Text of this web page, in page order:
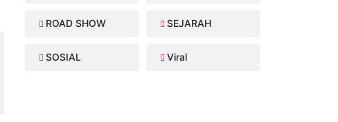
ROAD SHOW SEJARAH
SOSIAL Viral